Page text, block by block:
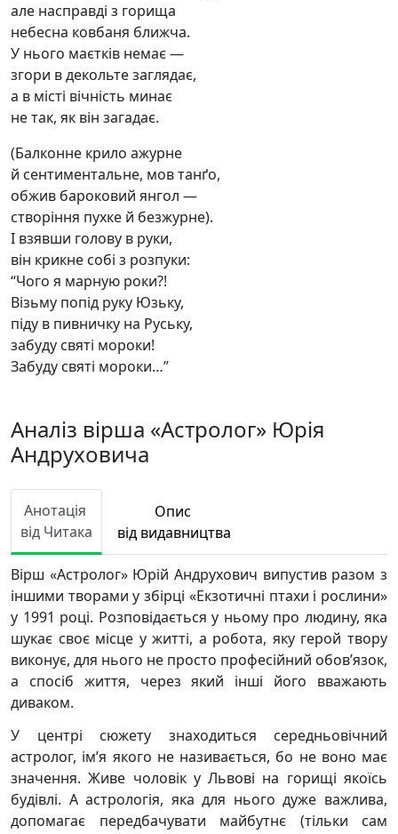
але насправді з горища
небесна ковбаня ближча.
У нього маєтків немає —
згори в декольте заглядає,
а в місті вічність минає
не так, як він загадає.
(Балконне крило ажурне
й сентиментальне, мов танґо,
обжив бароковий янгол —
створіння пухке й безжурне).
І взявши голову в руки,
він крикне собі з розпуки:
“Чого я марную роки?!
Візьму попід руку Юзьку,
піду в пивничку на Руську,
забуду святі мороки!
Забуду святі мороки…”
Аналіз вірша «Астролог» Юрія
Андруховича
Анотація
від Читака
Опис
від видавництва
Вірш «Астролог» Юрій Андрухович випустив разом з
іншими творами у збірці «Екзотичні птахи і рослини»
у 1991 році. Розповідається у ньому про людину, яка
шукає своє місце у житті, а робота, яку герой твору
виконує, для нього не просто професійний обов’язок,
а спосіб життя, через який інші його вважають
диваком.
У центрі сюжету знаходиться середньовічний
астролог, ім’я якого не називається, бо не воно має
значення. Живе чоловік у Львові на горищі якоїсь
будівлі. А астрологія, яка для нього дуже важлива,
допомагає передбачувати майбутнє (тільки сам